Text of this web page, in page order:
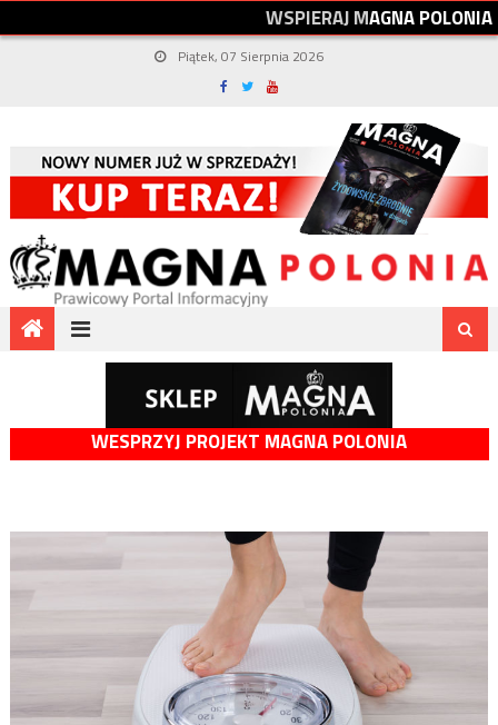
WSPIERAJMAGNAPOLONIA
Piątek, 07 Sierpnia 2026
WESPRZYJ PROJEKT MAGNA POLONIA